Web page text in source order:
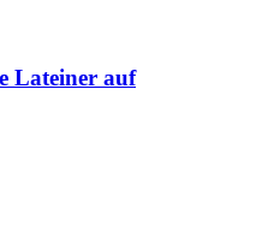
Lateiner auf